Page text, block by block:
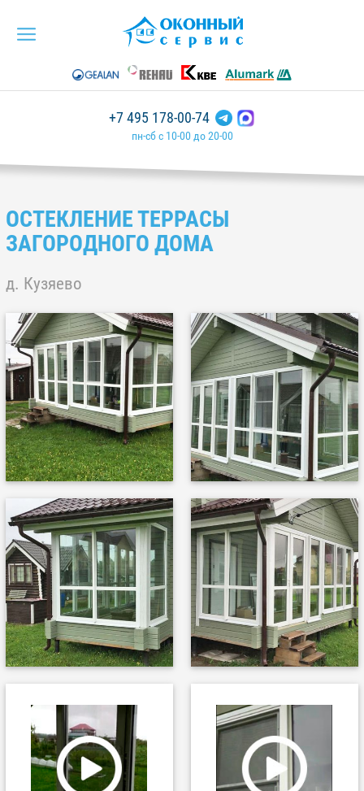
+7 495 178-00-74
пн-сб с 10-00 до 20-00
ОСТЕКЛЕНИЕ ТЕРРАСЫ
ЗАГОРОДНОГО ДОМА
д. Кузяево